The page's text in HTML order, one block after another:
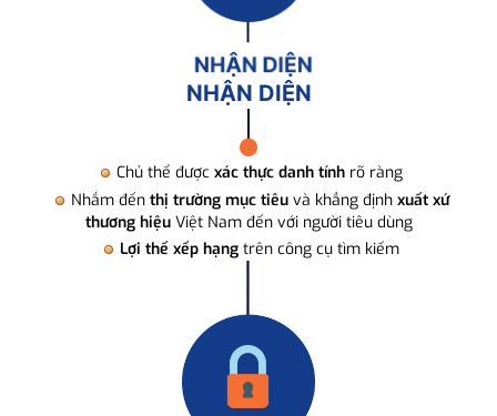
NHẬN DIỆN
Chủ thể được xác thực danh tính rõ ràng
Nhắm đến thị trường mục tiêuvà khẳng định xuất xứ
thương hiệuViệt Nam đến với người tiêu dùng
Lợi thế xếp hạng trên công cụ tìm kiếm